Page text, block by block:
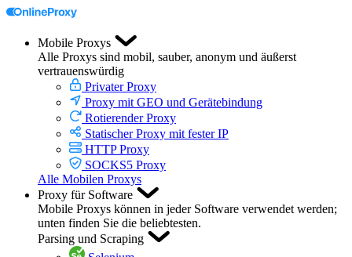
Mobile Proxys
Alle Proxys sind mobil, sauber, anonym und äußerst
vertrauenswürdig
Privater Proxy
Proxy mit GEO und Gerätebindung
Rotierender Proxy
Statischer Proxy mit fester IP
HTTP Proxy
SOCKS5 Proxy
Alle Mobilen Proxys
Proxy für Software
Mobile Proxys können in jeder Software verwendet werden;
unten finden Sie die beliebtesten.
Parsing und Scraping